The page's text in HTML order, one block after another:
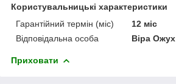
Користувальницькі характеристики
Гарантійний термін (міс)
12 міс
Відповідальна особа
Віра Ожух
Приховати